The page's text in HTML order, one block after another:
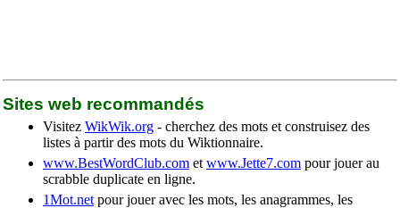
Sites web recommandés
Visitez WikWik.org - cherchez des mots et construisez des
listes à partir des mots du Wiktionnaire.
www.BestWordClub.com et www.Jette7.com pour jouer au
scrabble duplicate en ligne.
1Mot.net pour jouer avec les mots, les anagrammes, les